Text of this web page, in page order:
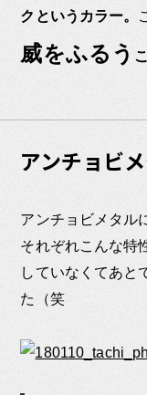
クというカラー。
威をふるう
アンチョビ
アンチョビメタル
それぞれこんな特
していなくてあと
た（笑